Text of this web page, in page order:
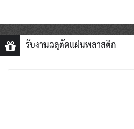
รับงานฉลุตัดแผ่นพลาสติก